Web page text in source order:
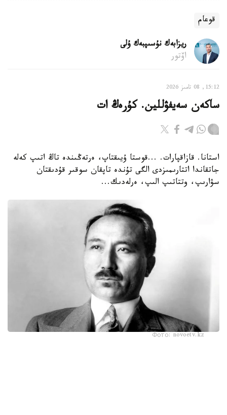
قوعام
ريزابەك نۇسىپبەك ۇلى
اۆتور
15:12, 08 تامىز 2026
ساكەن سەيفۋللين. كۇرەڭ ات
استانا. قازاقپارات. ...قوستا ۇيىقتاپ، ەرتەڭىندە تاڭ اتىپ كەلە
جاتقاندا اتتارىمىزدى الگى تۇندە تاپقان سوقىر قۇدىقتان
سۋارىپ، وتتاتىپ الىپ، ەرلەدىك...
Фото: novoetv.kz